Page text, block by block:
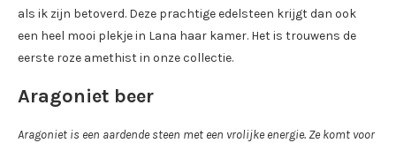
als ik zijn betoverd. Deze prachtige edelsteen krijgt dan ook
een heel mooi plekje in Lana haar kamer. Het is trouwens de
eerste roze amethist in onze collectie.
Aragoniet beer
Aragoniet is een aardende steen met een vrolijke energie. Ze komt voor